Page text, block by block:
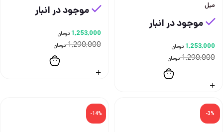
ميل
موجود در انبار
1,290,000 تومان
1,253,000 تومان
موجود در انبار
1,290,000 تومان
1,253,000 تومان
-3%
-14%